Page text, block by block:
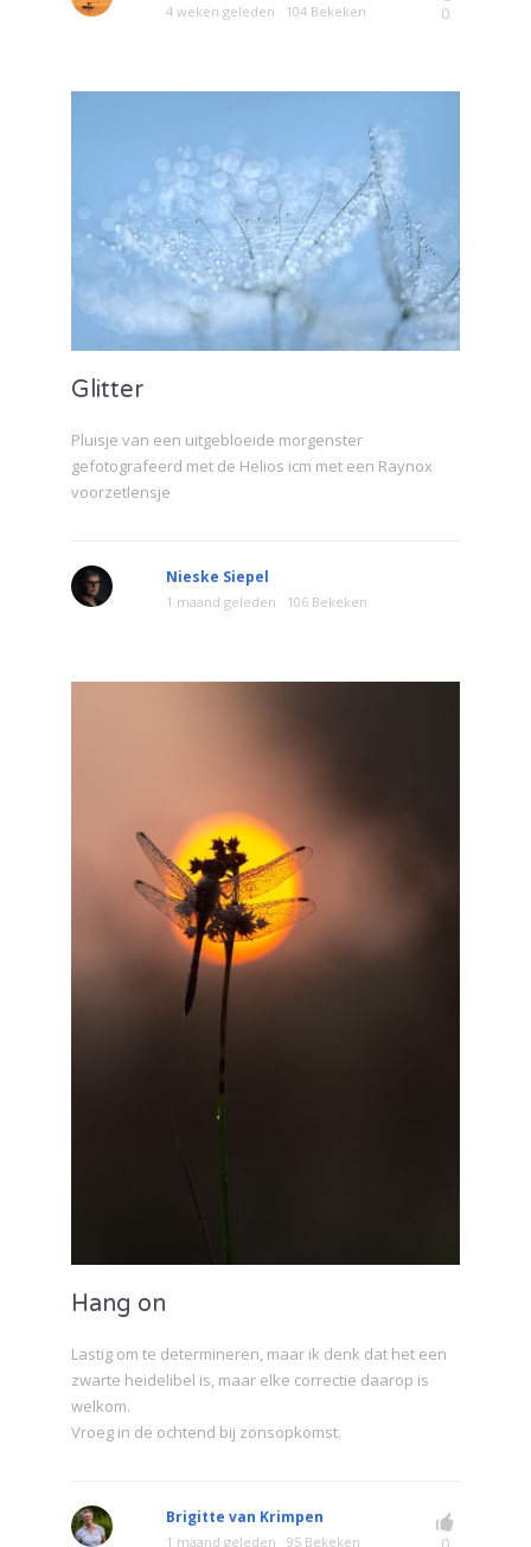
4 weken geleden 104 Bekeken 0
Glitter
Pluisje van een uitgebloeide morgenster
gefotografeerd met de Helios icm met een Raynox
voorzetlensje
Nieske Siepel
1 maand geleden 106 Bekeken
Hang on
Lastig om te determineren, maar ik denk dat het een
zwarte heidelibel is, maar elke correctie daarop is
welkom.
Vroeg in de ochtend bij zonsopkomst.
Brigitte van Krimpen
1 maand geleden 95 Bekeken